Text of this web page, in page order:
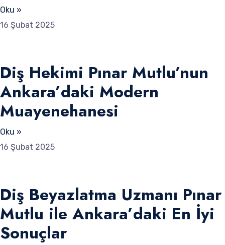
Oku »
16 Şubat 2025
Diş Hekimi Pınar Mutlu’nun
Ankara’daki Modern
Muayenehanesi
Oku »
16 Şubat 2025
Diş Beyazlatma Uzmanı Pınar
Mutlu ile Ankara’daki En İyi
Sonuçlar